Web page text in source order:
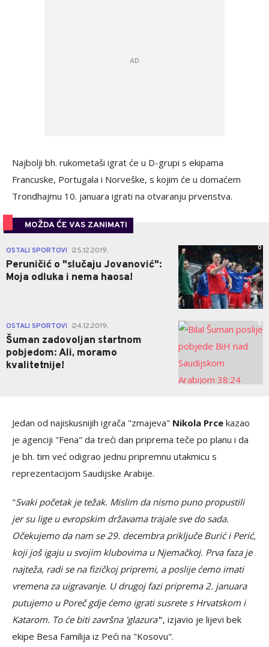
Najbolji bh. rukometaši igrat će u D-grupi s ekipama
Francuske, Portugala i Norveške, s kojim će u domaćem
Trondhajmu 10. januara igrati na otvaranju prvenstva.
MOŽDA ĆE VAS ZANIMATI
OSTALI SPORTOVI 25.12.2019.
Peruničić o "slučaju Jovanović":
Moja odluka i nema haosa!
0
OSTALI SPORTOVI 24.12.2019.
Šuman zadovoljan startnom
pobjedom: Ali, moramo
kvalitetnije!
0
Jedan od najiskusnijih igrača "zmajeva" Nikola Prce kazao
je agenciji "Fena" da treći dan priprema teče po planu i da
je bh. tim već odigrao jednu pripremnu utakmicu s
reprezentacijom Saudijske Arabije.
"Svaki početak je težak. Mislim da nismo puno propustili
jer su lige u evropskim državama trajale sve do sada.
Očekujemo da nam se 29. decembra priključe Burić i Perić,
koji još igaju u svojim klubovima u Njemačkoj. Prva faza je
najteža, radi se na fizičkoj pripremi, a poslije ćemo imati
vremena za uigravanje. U drugoj fazi priprema 2. januara
putujemo u Poreč gdje ćemo igrati susrete s Hrvatskom i
Katarom. To će biti završna 'glazura'", izjavio je lijevi bek
ekipe Besa Familija iz Peći na "Kosovu".